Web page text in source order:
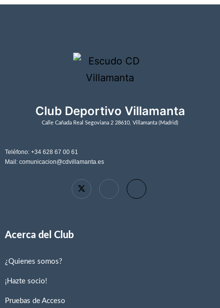
Club Deportivo Villamanta
Calle Cañada Real Segoviana 2 28610, Villamanta (Madrid)
Teléfono: +34 628 67 00 61
Mail: comunicacion@cdvillamanta.es
Acerca del Club
¿Quienes somos?
¡Hazte socio!
Pruebas de Acceso